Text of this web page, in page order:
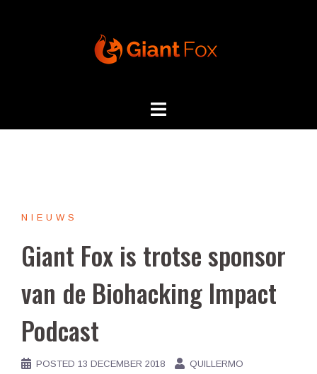
NIEUWS
Giant Fox is trotse sponsor
van de Biohacking Impact
Podcast
POSTED 13 DECEMBER 2018
QUILLERMO